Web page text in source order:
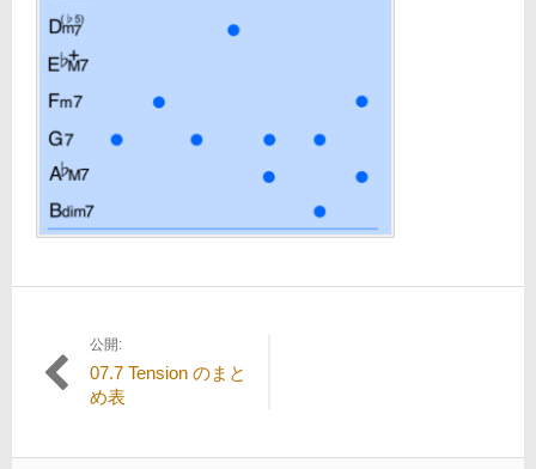
投
稿
公開:
07.7 Tension のまと
め表